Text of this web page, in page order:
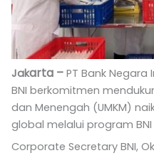
Jakarta – PT Bank
BNI berkomitmen
dan Menengah (UMKM)
global melalui program
Corporate Secretary BNI,